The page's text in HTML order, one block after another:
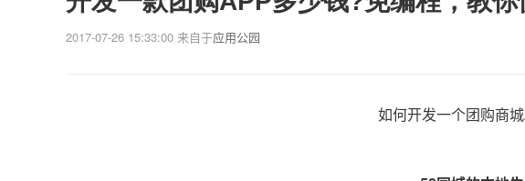
2017-07-26 15:33:00 来自于应用公园
如何开发一个团购商城